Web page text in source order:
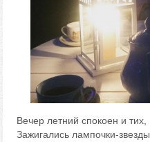
Вечер летний спокоен и тих,
Зажигались лампочки-звезды,